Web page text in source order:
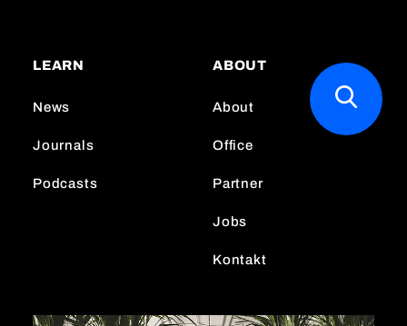
g
a
I
n
LEARN
News
Journals
Podcasts
ABOUT
About
Office
Partner
Jobs
Kontakt